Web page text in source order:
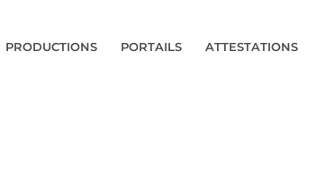
PRODUCTIONS PORTAILS ATTESTATIONS